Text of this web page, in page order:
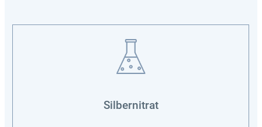
Silbernitrat